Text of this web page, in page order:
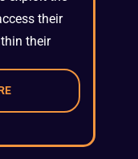
their
their